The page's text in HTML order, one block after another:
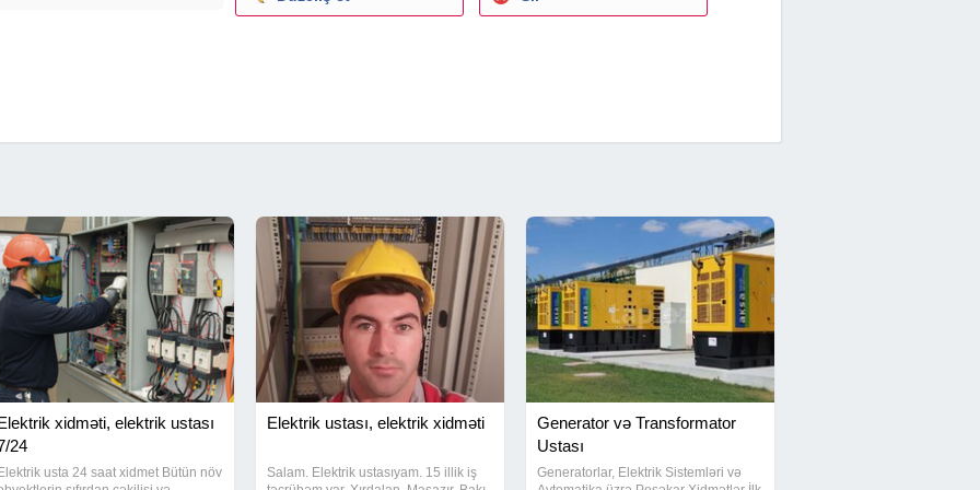
xidməti, elektrik ustası
24
Elektrik usta 24 saat xidmet Bütün növ
Elektrik ustası, elektrik xidməti
Salam. Elektrik ustasıyam. 15 illik iş
Generator və Transformator
Ustası
Generatorlar, Elektrik Sistemləri və